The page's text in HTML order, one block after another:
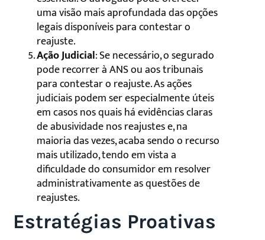
uma visão mais aprofundada das opções
legais disponíveis para contestar o
reajuste.
Ação Judicial: Se necessário, o segurado
pode recorrer à ANS ou aos tribunais
para contestar o reajuste. As ações
judiciais podem ser especialmente úteis
em casos nos quais há evidências claras
de abusividade nos reajustes e, na
maioria das vezes, acaba sendo o recurso
mais utilizado, tendo em vista a
dificuldade do consumidor em resolver
administrativamente as questões de
reajustes.
Estratégias Proativas